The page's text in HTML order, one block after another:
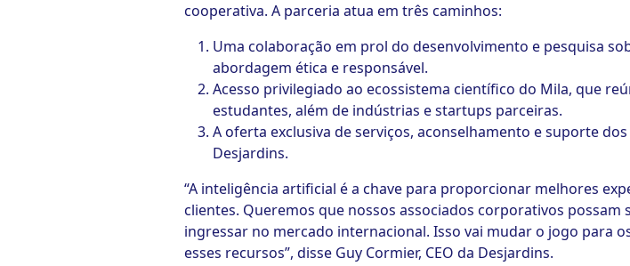
cooperativa. A parceria atua em três caminhos:
Uma colaboração em prol do desenvolvimento e pesquisa
abordagem ética e responsável.
Acesso privilegiado ao ecossistema científico do Mila, que
estudantes, além de indústrias e startups parceiras.
A oferta exclusiva de serviços, aconselhamento e suporte
Desjardins.
“A inteligência artificial é a chave para proporcionar melhores
clientes. Queremos que nossos associados corporativos
ingressar no mercado internacional. Isso vai mudar o jogo para
esses recursos”, disse Guy Cormier, CEO da Desjardins.